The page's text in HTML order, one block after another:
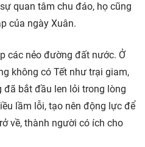
quan tâm chu đáo, họ cũng
của ngày Xuân.
các nẻo đường đất nước. Ở
không có Tết như trại giam,
đã bắt đầu len lỏi trong lòng
lầm lỗi, tạo nên động lực để
về, thành người có ích cho